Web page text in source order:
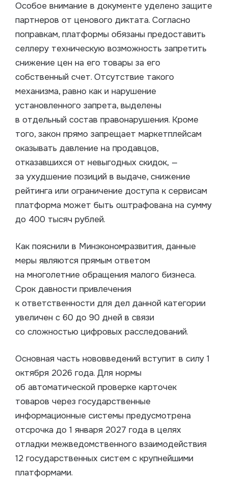
Особое внимание в документе уделено защите
партнеров от ценового диктата. Согласно
поправкам, платформы обязаны предоставить
селлеру техническую возможность запретить
снижение цен на его товары за его
собственный счет. Отсутствие такого
механизма, равно как и нарушение
установленного запрета, выделены
в отдельный состав правонарушения. Кроме
того, закон прямо запрещает маркетплейсам
оказывать давление на продавцов,
отказавшихся от невыгодных скидок, —
за ухудшение позиций в выдаче, снижение
рейтинга или ограничение доступа к сервисам
платформа может быть оштрафована на сумму
до 400 тысяч рублей.
Как пояснили в Минэкономразвития, данные
меры являются прямым ответом
на многолетние обращения малого бизнеса.
Срок давности привлечения
к ответственности для дел данной категории
увеличен с 60 до 90 дней в связи
со сложностью цифровых расследований.
Основная часть нововведений вступит в силу 1
октября 2026 года. Для нормы
об автоматической проверке карточек
товаров через государственные
информационные системы предусмотрена
отсрочка до 1 января 2027 года в целях
отладки межведомственного взаимодействия
12 государственных систем с крупнейшими
платформами.